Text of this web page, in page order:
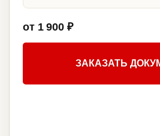
от 1 900 ₽
ЗАКАЗАТЬ